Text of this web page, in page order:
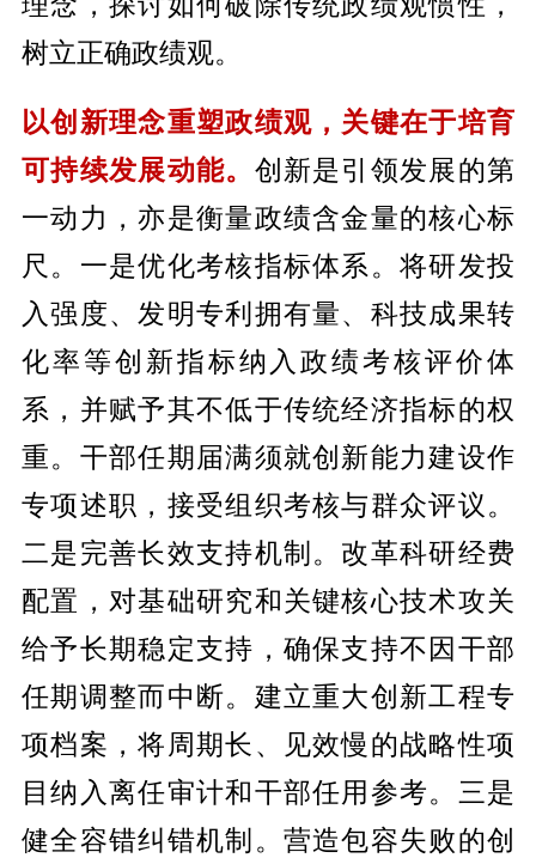
树立正确政绩观。
以创新理念重塑政绩观，关键在于培育
可持续发展动能。 创新是引领发展的第
一动力，亦是衡量政绩含金量的核心标
尺。一是优化考核指标体系。将研发投
入强度、发明专利拥有量、科技成果转
化率等创新指标纳入政绩考核评价体
系，并赋予其不低于传统经济指标的权
重。干部任期届满须就创新能力建设作
专项述职，接受组织考核与群众评议。
二是完善长效支持机制。改革科研经费
配置，对基础研究和关键核心技术攻关
给予长期稳定支持，确保支持不因干部
任期调整而中断。建立重大创新工程专
项档案，将周期长、见效慢的战略性项
目纳入离任审计和干部任用参考。三是
健全容错纠错机制。营造包容失败的创